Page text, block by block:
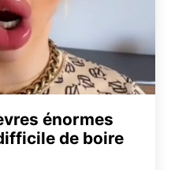
énormes
de boire